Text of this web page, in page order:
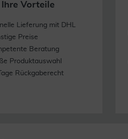
Ihre Vorteile
Lieferung mit DHL
Preise
Beratung
Produktauswahl
Rückgaberecht